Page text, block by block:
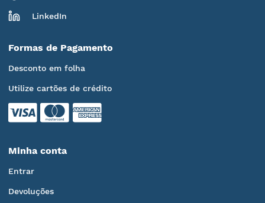
LinkedIn
Formas de Pagamento
Desconto em folha
Utilize cartões de crédito
Minha conta
Entrar
Devoluções